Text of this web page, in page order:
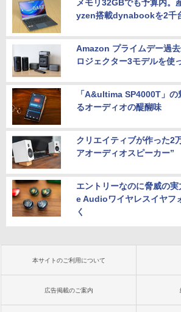
メモリ32GBでも予算内。
yzen搭載dynabookを2千
Amazon プライムデー過
ロジェクター3モデルを使
「A&ultima SP4000T」
るオーディオの醍醐味
クリエイティブが作った2
アオーディオスピーカー”
エントリーなのに脅威の
e Audioワイヤレスイヤフ
く
本サイトのご利用について
広告掲載のご案内